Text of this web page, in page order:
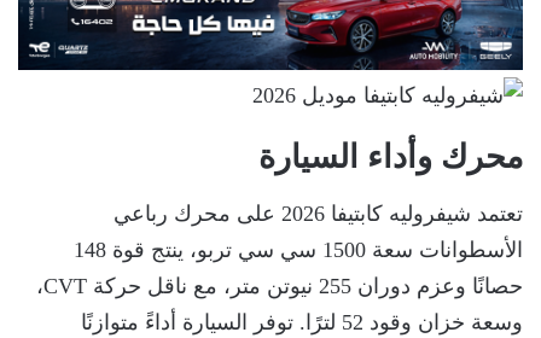
محرك وأداء السيارة
تعتمد شيفروليه كابتيفا 2026 على محرك رباعي
الأسطوانات سعة 1500 سي سي تربو، ينتج قوة 148
حصانًا وعزم دوران 255 نيوتن متر، مع ناقل حركة CVT،
وسعة خزان وقود 52 لترًا. توفر السيارة أداءً متوازنًا